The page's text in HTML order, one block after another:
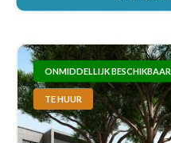
ONMIDDELLIJK BESCHIKBAAR
TE HUUR